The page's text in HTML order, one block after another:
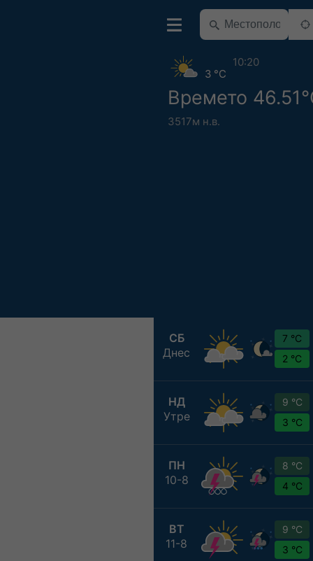
Времето
3517м н.в.
3 °C
10:20
СБ
Днес
7 °C
2 °C
НД
Утре
9 °C
3 °C
ПН
10-8
8 °C
4 °C
ВТ
11-8
9 °C
3 °C